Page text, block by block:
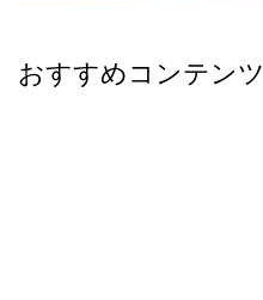
おすすめコンテンツ